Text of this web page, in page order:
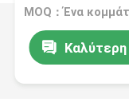
MOQ：Ένα
Καλύτερη